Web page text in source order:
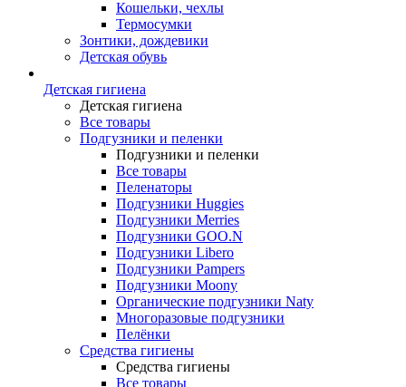
Кошельки, чехлы
Термосумки
Зонтики, дождевики
Детская обувь
Детская гигиена
Детская гигиена
Все товары
Подгузники и пеленки
Подгузники и пеленки
Все товары
Пеленаторы
Подгузники Huggies
Подгузники Merries
Подгузники GOO.N
Подгузники Libero
Подгузники Pampers
Подгузники Moony
Органические подгузники Naty
Многоразовые подгузники
Пелёнки
Средства гигиены
Средства гигиены
Все товары